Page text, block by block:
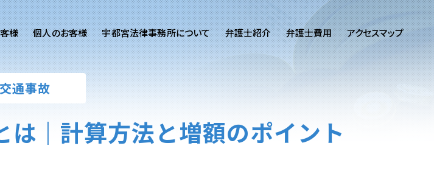
様
労務専用サイト
個人のお客様
医療過誤
刑事事件
宇都宮法律事務所について 弁護士紹介 弁護士費用 アクセスマップ
交通事故
｜計算方法と増額のポイント